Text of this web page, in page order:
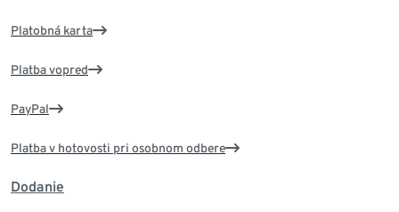
Platobná karta
Platba vopred
PayPal
Platba v hotovosti pri osobnom odbere
Dodanie